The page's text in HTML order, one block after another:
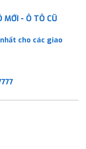
MỚI - Ô TÔ CŨ
cho các giao